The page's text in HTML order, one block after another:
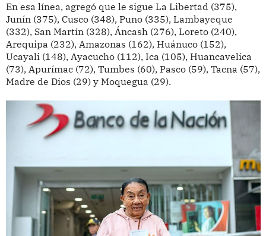
En esa línea, agregó que le sigue La Libertad (375),
Junín (375), Cusco (348), Puno (335), Lambayeque
(332), San Martín (328), Áncash (276), Loreto (240),
Arequipa (232), Amazonas (162), Huánuco (152),
Ucayali (148), Ayacucho (112), Ica (105), Huancavelica
(73), Apurímac (72), Tumbes (60), Pasco (59), Tacna (57),
Madre de Dios (29) y Moquegua (29).